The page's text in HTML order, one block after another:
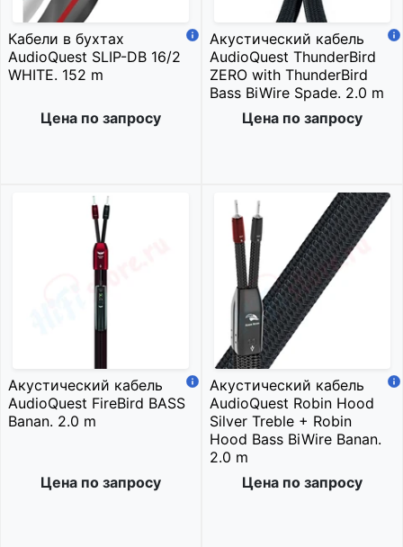
Кабели в бухтах
AudioQuest SLIP-DB 16/2
WHITE. 152 m
Цена по запросу
Акустический кабель
AudioQuest ThunderBird
ZERO with ThunderBird
Bass BiWire Spade. 2.0 m
Цена по запросу
Акустический кабель
AudioQuest FireBird BASS
Banan. 2.0 m
Цена по запросу
Акустический кабель
AudioQuest Robin Hood
Silver Treble + Robin
Hood Bass BiWire Banan.
2.0 m
Цена по запросу